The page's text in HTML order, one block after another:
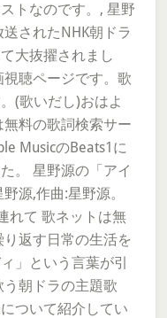
トなのです。, 星野
されたNHK朝ドラ
大抜擢されまし
聴ページです。歌
(歌いだし)おはよ
料の歌詞検索サー
MusicのBeats1に
。 星野源の「アイ
源,作曲:星野源。
れて 歌ネットは無
返す日常の生活を
」という言葉が引
朝ドラの主題歌
ついて紹介してい